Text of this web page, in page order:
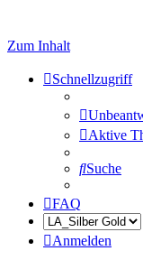
Zum Inhalt
Schnellzugriff
Aktive
Suche
FAQ
Anmelden